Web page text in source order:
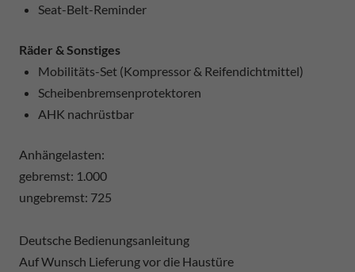
Seat-Belt-Reminder
Räder & Sonstiges
Mobilitäts-Set (Kompressor & Reifendichtmittel)
Scheibenbremsenprotektoren
AHK nachrüstbar
Anhängelasten:
gebremst: 1.000
ungebremst: 725
Deutsche Bedienungsanleitung
Auf Wunsch Lieferung vor die Haustüre